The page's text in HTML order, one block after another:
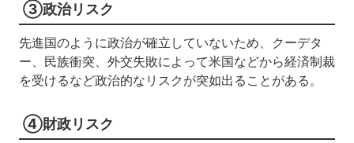
③政治リスク
先進国のように政治が確立していないため、クーデタ
ー、民族衝突、外交失敗によって米国などから経済制裁
を受けるなど政治的なリスクが突如出ることがある。
④財政リスク